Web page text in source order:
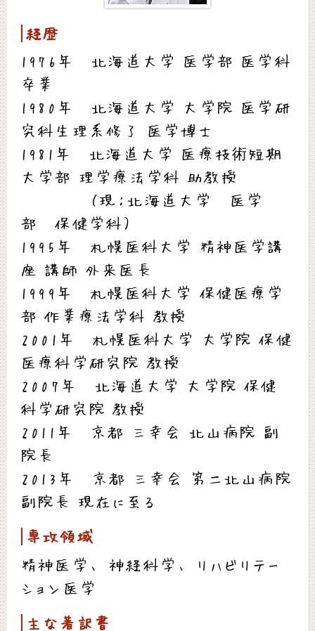
経歴
1976年 北海道大学 医学部 医学科
卒業
1980年 北海道大学 大学院 医学研
究科生理系修了 医学博士
1981年 北海道大学 医療技術短期
大学部 理学療法学科 助教授
（現：北海道大学 医学
部 保健学科）
1995年 札幌医科大学 精神医学講
座 講師 外来医長
1999年 札幌医科大学 保健医療学
部 作業療法学科 教授
2001年 札幌医科大学 大学院 保健
医療科学研究院 教授
2007年 北海道大学 大学院 保健
科学研究院 教授
2011年 京都 三幸会 北山病院 副
院長
2013年 京都 三幸会 第二北山病院
副院長 現在に至る
専攻領域
精神医学、 神経科学、 リハビリテー
ション医学
主な著訳書